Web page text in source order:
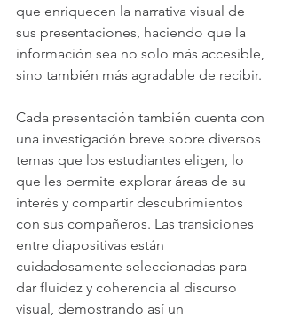
que enriquecen la narrativa visual de
sus presentaciones, haciendo que la
información sea no solo más accesible,
sino también más agradable de recibir.
Cada presentación también cuenta con
una investigación breve sobre diversos
temas que los estudiantes eligen, lo
que les permite explorar áreas de su
interés y compartir descubrimientos
con sus compañeros. Las transiciones
entre diapositivas están
cuidadosamente seleccionadas para
dar fluidez y coherencia al discurso
visual, demostrando así un